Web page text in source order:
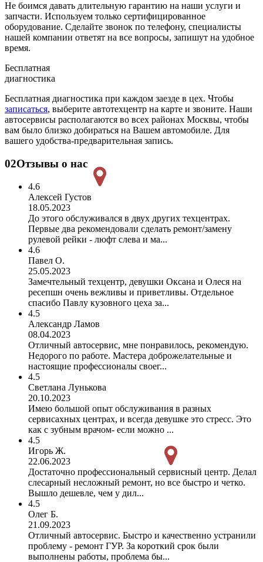
Не боимся давать длительную гарантию на наши услуги и
запчасти. Используем только сертифицированное
оборудование. Сделайте звонок по телефону, специалисты
нашей компании ответят на все вопросы, запишут на удобное
время.
Бесплатная
диагностика
Бесплатная диагностика при каждом заезде в цех. Чтобы
записаться, выберите автотехцентр на карте и звоните. Наши
автосервисы располагаются во всех районах Москвы, чтобы
вам было близко добираться на Вашем автомобиле. Для
вашего удобства-предварительная запись.
02Отзывы о нас
4.6
Алексей Густов
18.05.2023
До этого обслуживался в двух других техцентрах.
Первые два рекомендовали сделать ремонт/замену
рулевой рейки - люфт слева и ма...
4.6
Павел О.
25.05.2023
Замечтельный техцентр, девушки Оксана и Олеся на
ресепшн очень вежливы и приветливы. Отдельное
спасибо Павлу кузовного цеха за...
4.5
Александр Ламов
08.04.2023
Отличный автосервис, мне понравилось, рекомендую.
Недорого по работе. Мастера доброжелательные и
настоящие профессионалы своег...
4.5
Светлана Лунькова
20.10.2023
Имею большой опыт обслуживания в разных
сервисахных центрах, и всегда девушке это стресс. Это
как с зубным врачом- если можно ...
4.5
Игорь Ж.
22.06.2023
Достаточно профессиональный сервисный центр. Делал
слесарный несложный ремонт, но все быстро и четко.
Вышло дешевле, чем у дил...
4.5
Олег Б.
21.09.2023
Отличный автосервис. Быстро и качественно устранили
проблему - ремонт ГУР. За короткий срок были
выполнены работы, проблема бы...